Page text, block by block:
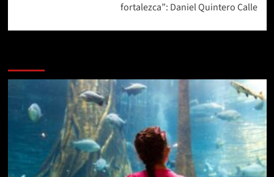
fortalezca”: Daniel Quintero Calle